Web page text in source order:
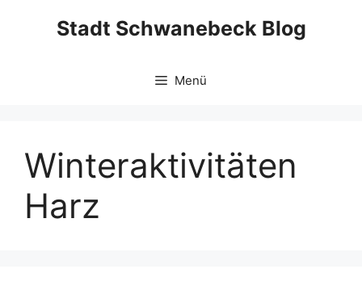
Stadt Schwanebeck Blog
Menü
Winteraktivitäten
Harz